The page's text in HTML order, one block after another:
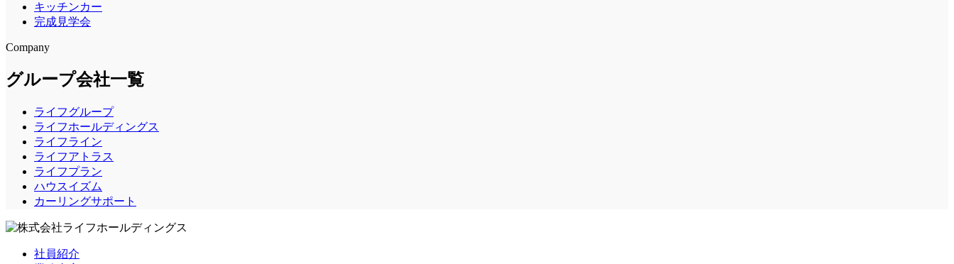
キッチンカー
完成見学会
Company
グループ会社一覧
ライフグループ
ライフホールディングス
ライフライン
ライフアトラス
ライフプラン
ハウスイズム
カーリングサポート
社員紹介